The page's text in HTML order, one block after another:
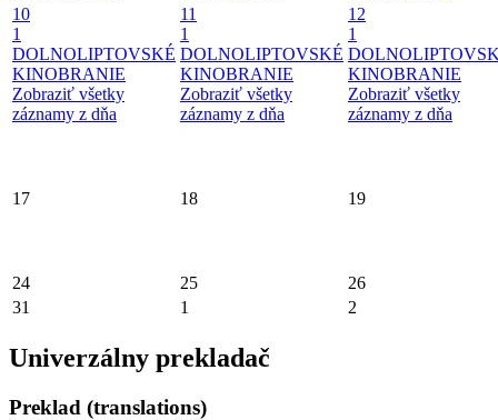
10
1
DOLNOLIPTOVSKÉ
KINOBRANIE
Zobraziť všetky
záznamy z dňa
11
1
DOLNOLIPTOVSKÉ
KINOBRANIE
Zobraziť všetky
záznamy z dňa
12
1
KINOBRANIE
Zobraziť všetky
záznamy z dňa
17 18 19
24 25
26
31
1 2
Univerzálny prekladač
Preklad (translations)